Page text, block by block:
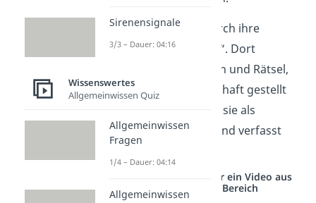
Bekannt wurde sie durch ihre
Kolumne „Ask Marilyn“. Dort
beantwortet sie Fragen und Rätsel,
die ihr von der Leserschaft gestellt
werden. Außerdem ist sie als
Schriftstellerintätig und verfasst
Bücher und Ratgeber.
Studyflix vernetzt: Hier ein Video aus
einem anderen Bereich
Sirenensignale
3/3 – Dauer: 04:16
Wissenswertes
Allgemeinwissen Quiz
Allgemeinwissen
Fragen
1/4 – Dauer: 04:14
Allgemeinwissen